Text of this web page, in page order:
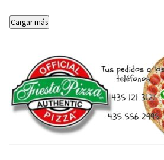
Cargar más